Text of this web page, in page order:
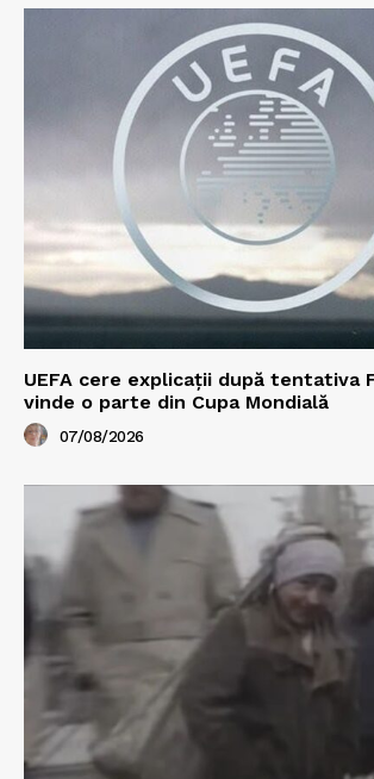
UEFA cere explicații după tentativa
vinde o parte din Cupa Mondială
07/08/2026